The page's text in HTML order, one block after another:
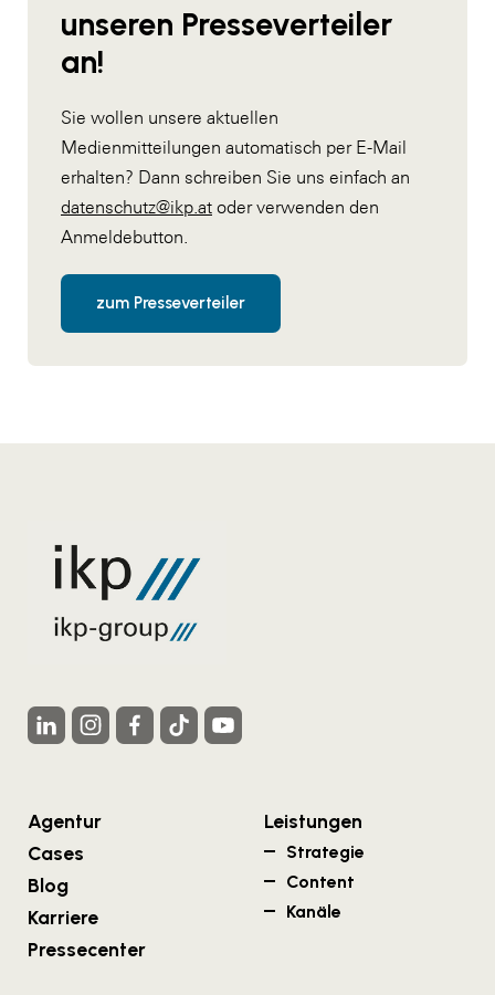
unseren Presseverteiler
an!
Sie wollen unsere aktuellen
Medienmitteilungen automatisch per E-Mail
erhalten? Dann schreiben Sie uns einfach an
datenschutz@ikp.at oder verwenden den
Anmeldebutton.
zum Presseverteiler
Agentur
Cases
Blog
Karriere
Pressecenter
Leistungen
Strategie
Content
Kanäle